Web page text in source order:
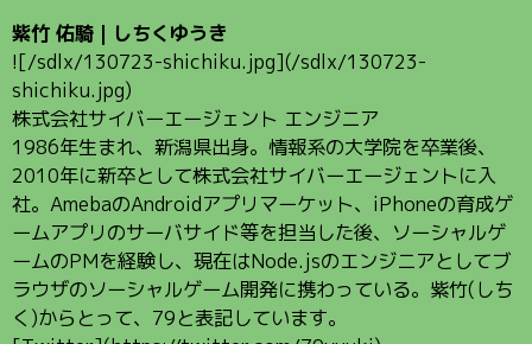
紫竹 佑騎｜しちくゆうき
![/sdlx/130723-shichiku.jpg](/sdlx/130723-
shichiku.jpg)
株式会社サイバーエージェント エンジニア
1986年生まれ、新潟県出身。情報系の大学院を卒業後、
2010年に新卒として株式会社サイバーエージェントに入
社。AmebaのAndroidアプリマーケット、iPhoneの育成ゲ
ームアプリのサーバサイド等を担当した後、ソーシャルゲ
ームのPMを経験し、現在はNode.jsのエンジニアとしてブ
ラウザのソーシャルゲーム開発に携わっている。紫竹(しち
く)からとって、79と表記しています。